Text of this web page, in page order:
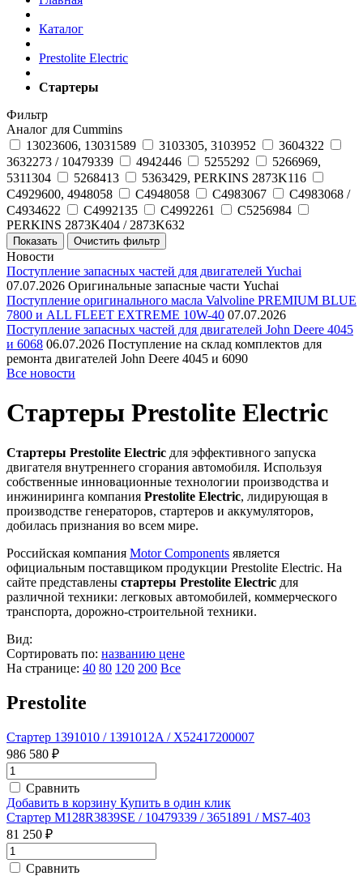
Каталог
Prestolite Electric
Стартеры
Фильтр
Аналог для Cummins
13023606, 13031589
3103305, 3103952
3604322
3632273 / 10479339
4942446 5255292
5266969,
5311304
5268413
5363429, PERKINS 2873K116
C4929600, 4948058
C4948058 C4983067
C4983068 /
C4934622
C4992135 C4992261
C5256984
PERKINS 2873K404 / 2873K632
Новости
Поступление запасных частей для двигателей Yuchai
07.07.2026 Оригинальные запасные части Yuchai
Поступление оригинального масла Valvoline PREMIUM BLUE
7800 и ALL FLEET EXTREME 10W-40 07.07.2026
Поступление запасных частей для двигателей John Deere 4045
и 6068 06.07.2026 Поступление на склад комплектов для
ремонта двигателей John Deere 4045 и 6090
Все новости
Стартеры Prestolite Electric
Стартеры Prestolite Electric для эффективного запуска
двигателя внутреннего сгорания автомобиля. Используя
собственные инновационные технологии производства и
инжиниринга компания Prestolite Electric, лидирующая в
производстве генераторов, стартеров и аккумуляторов,
добилась признания во всем мире.
Российская компания Motor Components является
официальным поставщиком продукции Prestolite Electric. На
сайте представлены стартеры Prestolite Electric для
различной техники: легковых автомобилей, коммерческого
транспорта, дорожно-строительной техники.
Вид:
Сортировать по: названию цене
На странице: 40 80 120 200 Все
Prestolite
Стартер 1391010 / 1391012A / X52417200007
986 580 ₽
Сравнить
Добавить в корзину Купить в один клик
Стартер M128R3839SE / 10479339 / 3651891 / MS7-403
81 250 ₽
Сравнить